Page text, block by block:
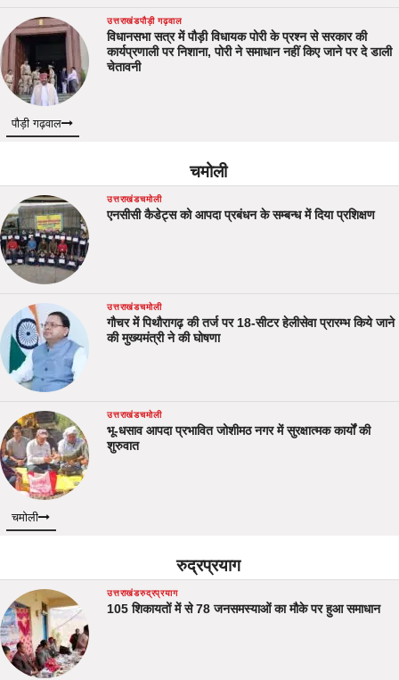
उत्तराखंडपौड़ी गढ़वाल
विधानसभा सत्र में पौड़ी विधायक पोरी के प्रश्न से सरकार की
कार्यप्रणाली पर निशाना, पोरी ने समाधान नहीं किए जाने पर दे डाली
चेतावनी
पौड़ी गढ़वाल
चमोली
उत्तराखंडचमोली
एनसीसी कैडेट्स को आपदा प्रबंधन के सम्बन्ध में दिया प्रशिक्षण
उत्तराखंडचमोली
गौचर में पिथौरागढ़ की तर्ज पर 18-सीटर हेलीसेवा प्रारम्भ किये जाने
की मुख्यमंत्री ने की घोषणा
उत्तराखंडचमोली
भू-धसाव आपदा प्रभावित जोशीमठ नगर में सुरक्षात्मक कार्यों की
शुरुवात
चमोली
रुद्रप्रयाग
उत्तराखंडरुद्रप्रयाग
105 शिकायतों में से 78 जनसमस्याओं का मौके पर हुआ समाधान